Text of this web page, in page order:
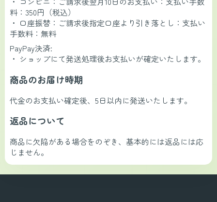
料：350円（税込）
・ 口座振替：ご請求後指定口座より引き落とし：支払い
手数料：無料
PayPay決済:
・ ショップにて発送処理後お支払いが確定いたします。
商品のお届け時期
代金のお支払い確定後、5日以内に発送いたします。
返品について
商品に欠陥がある場合をのぞき、基本的には返品には応
じません。